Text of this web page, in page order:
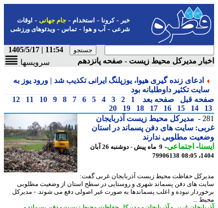
-کرونا-استخدام- جام جهانی-اوقات
شرعی-آب و هوا-تماس-ویدئوهای ورزشی
11:54 | 1405/5/17
مدیرکل محیط زیست - صفحه پانزدهم
سرویسها
ادعای زنده گیری هیوا، یوزپلنگ ایرانی تکذیب شد | ورود یوز به
تکثیر داوطلبانه بود
قبل صفحه بعد 1
2
3
4
5
6
7
8
9
10
11
12
14
15
16
17
18
19
20
مدیرکل محیط زیست آذربایجان
سایت های دفن پسماند در استان
مطلوبی ندارند
-اجتماعی-
9 ماه پیش - دوشنبه 26 آبان
79906138
حفاظت محیط زیست آذربایجان غربی گفت:
های دفن پسماند شهری و روستایی در سطح استان از وضعیت مطلوبی
نبوده و اغلب پسماندها به صورت غیر اصولی دفع می شوند. - مدیرکل
...